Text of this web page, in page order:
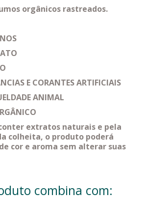
orgânicos rastreados.
E CORANTES ARTIFICIAIS
ANIMAL
extratos naturais e pela
colheita, o produto poderá
cor e aroma sem alterar suas
combina com: